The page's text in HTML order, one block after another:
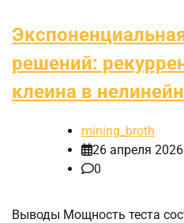
решений:
клеина в
mining_broth
26 апреля 2026
0
Выводы Мощность теста